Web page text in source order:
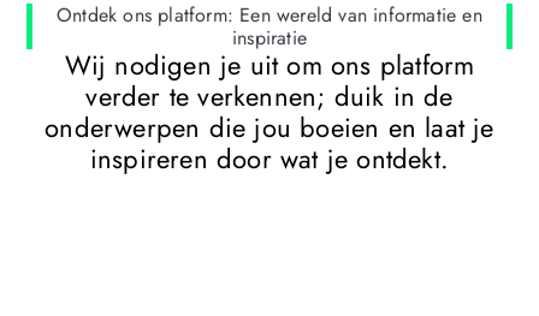
Ontdek ons platform: Een wereld van informatie en
inspiratie
Wij nodigen je uit om ons platform
verder te verkennen; duik in de
onderwerpen die jou boeien en laat je
inspireren door wat je ontdekt.